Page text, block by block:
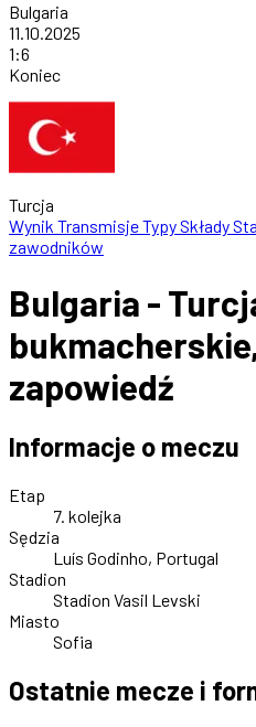
Bulgaria
11.10.2025
1:6
Koniec
Turcja
Wynik TransmisjeTypySkłady
zawodników
Bulgaria -
zapowiedź
Informacje o meczu
Etap
7. kolejka
Sędzia
Luís Godinho, Portugal
Stadion
Stadion Vasil Levski
Miasto
Sofia
Ostatnie mecze i